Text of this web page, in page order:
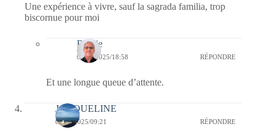
Une expérience à vivre, sauf la sagrada familia, trop
biscornue pour moi
Bernie
06/06/2025/18:58 RÉPONDRE
Et une longue queue d’attente.
JACQUELINE
05/06/2025/09:21 RÉPONDRE